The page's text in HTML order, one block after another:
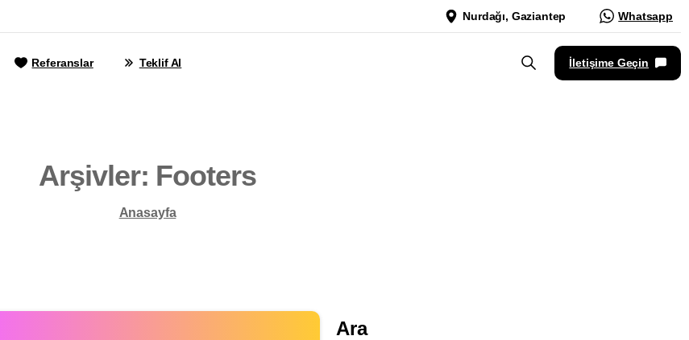
Nurdağı, Gaziantep Whatsapp
Referanslar Teklif Al İletişime Geçin
Arşivler: Footers
Anasayfa
Ara